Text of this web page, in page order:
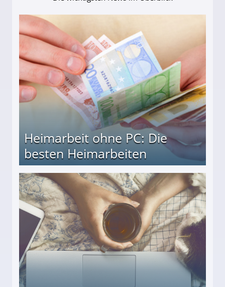
Heimarbeit ohne PC: Die
besten Heimarbeiten